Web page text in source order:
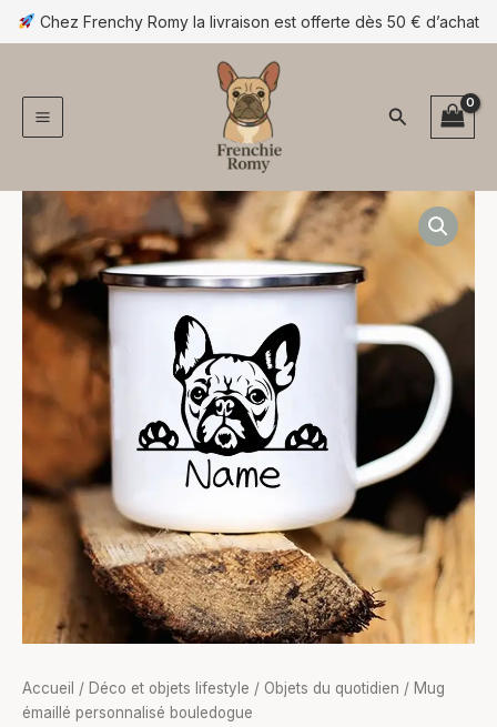
Aller
au
Chez Frenchy Romy la livraison est offerte dès 50 € d’achat
Rechercher
Accueil / Déco et objets lifestyle / Objets du quotidien / Mug
émaillé personnalisé bouledogue
quantité
Mug
émaillé
personnalisé
bouledogue